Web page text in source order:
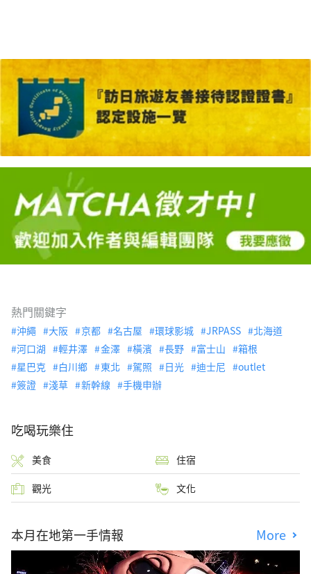
熱門關鍵字
沖繩 大阪 京都 名古屋 環球影城 JRPASS
北海道
河口湖
輕井澤 金澤 橫濱 長野 富士山
箱根
星巴克
白川鄉 東北 駕照 日光 迪士尼
outlet
簽證
淺草 新幹線 手機申辦
吃喝玩樂住
美食 住宿
觀光 文化
本月在地第一手情報 More